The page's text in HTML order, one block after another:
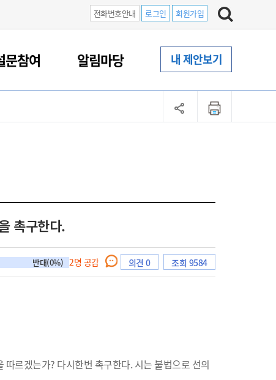
전화번호안내 로그인 회원가입
문참여 알림마당 내 제안보기
촉구한다.
반대(0%) 2명 공감 의견 0 조회 9584
르겠는가? 다시한번 촉구한다. 시는 불법으로 선의